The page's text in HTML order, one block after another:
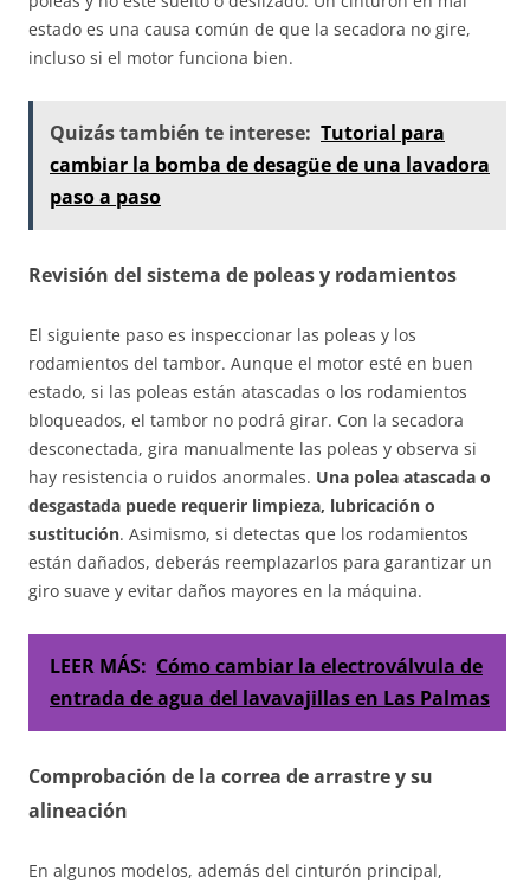
estado es una causa común de que la secadora no gire,
incluso si el motor funciona bien.
Quizás también te interese: Tutorial para
cambiar la bomba de desagüe de una lavadora
paso a paso
Revisión del sistema de poleas y rodamientos
El siguiente paso es inspeccionar las poleas y los
rodamientos del tambor. Aunque el motor esté en buen
estado, si las poleas están atascadas o los rodamientos
bloqueados, el tambor no podrá girar. Con la secadora
desconectada, gira manualmente las poleas y observa si
hay resistencia o ruidos anormales. Una polea atascada o
desgastada puede requerir limpieza, lubricación o
sustitución. Asimismo, si detectas que los rodamientos
están dañados, deberás reemplazarlos para garantizar un
giro suave y evitar daños mayores en la máquina.
LEER MÁS: Cómo cambiar la electroválvula de
entrada de agua del lavavajillas en Las Palmas
Comprobación de la correa de arrastre y su
alineación
En algunos modelos, además del cinturón principal,